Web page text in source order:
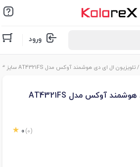
ورود
/ تلویزیون ال ای دی هوشمند آوکس مدل AT4321FS سایز 43 اینچ
تلویزیون ال ای دی هوشمند آوکس مدل AT4321FS
0 (0)